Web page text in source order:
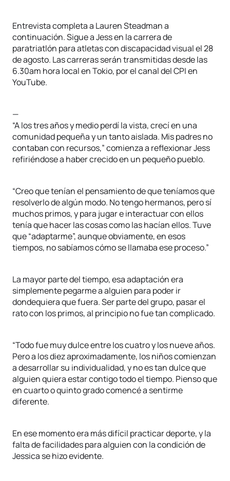
Entrevista completa a Lauren Steadman a
continuación. Sigue a Jess en la carrera de
paratriatlón para atletas con discapacidad visual el 28
de agosto. Las carreras serán transmitidas desde las
6.30am hora local en Tokio, por el canal del CPI en
YouTube.
—
“A los tres años y medio perdí la vista, crecí en una
comunidad pequeña y un tanto aislada. Mis padres no
contaban con recursos,” comienza a reflexionar Jess
refiriéndose a haber crecido en un pequeño pueblo.
“Creo que tenían el pensamiento de que teníamos que
resolverlo de algún modo. No tengo hermanos, pero sí
muchos primos, y para jugar e interactuar con ellos
tenía que hacer las cosas como las hacían ellos. Tuve
que “adaptarme”, aunque obviamente, en esos
tiempos, no sabíamos cómo se llamaba ese proceso.”
La mayor parte del tiempo, esa adaptación era
simplemente pegarme a alguien para poder ir
dondequiera que fuera. Ser parte del grupo, pasar el
rato con los primos, al principio no fue tan complicado.
“Todo fue muy dulce entre los cuatro y los nueve años.
Pero a los diez aproximadamente, los niños comienzan
a desarrollar su individualidad, y no es tan dulce que
alguien quiera estar contigo todo el tiempo. Pienso que
en cuarto o quinto grado comencé a sentirme
diferente.
En ese momento era más difícil practicar deporte, y la
falta de facilidades para alguien con la condición de
Jessica se hizo evidente.